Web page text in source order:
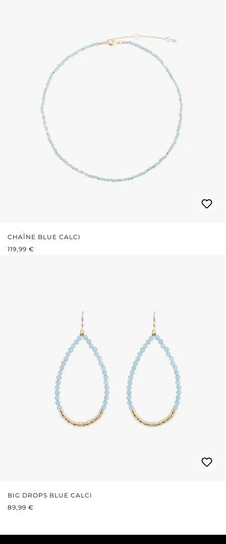
CHAÎNE BLUE CALCI
PRIX RÉGULIER :
119,99 €
BIG DROPS BLUE CALCI
PRIX RÉGULIER :
89,99 €